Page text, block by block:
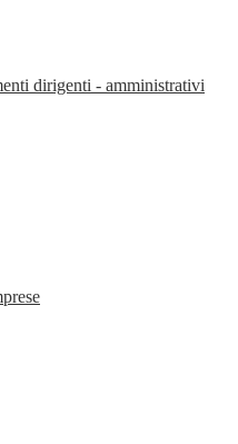
dirigenti - amministrativi